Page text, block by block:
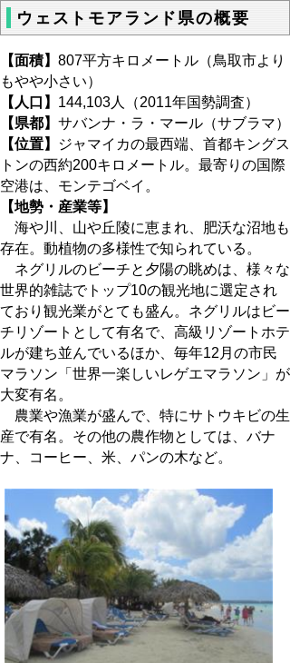
ウェストモアランド県の概要
【面積】 807平方キロメートル（鳥取市より
もやや小さい）
【人口】 144,103人（2011年国勢調査）
【県都】 サバンナ・ラ・マール（サブラマ）
【位置】
ジャマイカの最西端、首都キングス
トンの西約200キロメートル。最寄りの国際
空港は、モンテゴベイ。
【地勢・産業等】
海や川、山や丘陵に恵まれ、肥沃な沼地も
存在。動植物の多様性で知られている。
ネグリルのビーチと夕陽の眺めは、様々な
世界的雑誌でトップ10の観光地に選定され
ており観光業がとても盛ん。ネグリルはビー
チリゾートとして有名で、高級リゾートホテ
ルが建ち並んでいるほか、毎年12月の市民
マラソン「世界一楽しいレゲエマラソン」が
大変有名。
農業や漁業が盛んで、特にサトウキビの生
産で有名。その他の農作物としては、バナ
ナ、コーヒー、米、パンの木など。